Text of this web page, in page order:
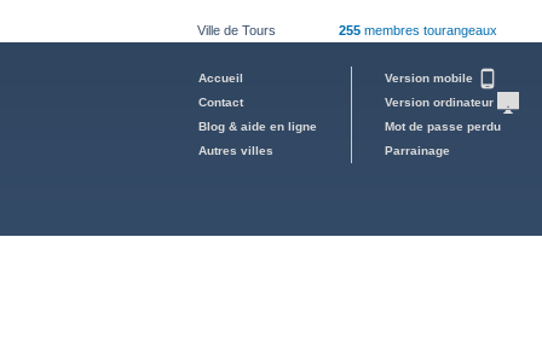
Ville de Tours 255membres tourangeaux
Accueil
Contact
Blog & aide en ligne
Autres villes
Version mobile
Version ordinateur
Mot de passe perdu
Parrainage